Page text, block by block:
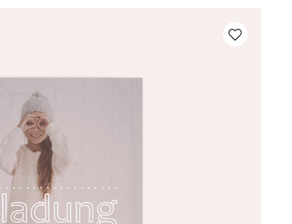
auf der jeweiligen Produktseite und lasse Dir die Karten